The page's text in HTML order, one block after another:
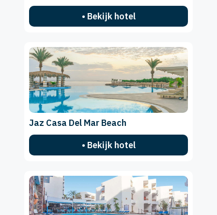
• Bekijk hotel
Jaz Casa Del Mar Beach
• Bekijk hotel